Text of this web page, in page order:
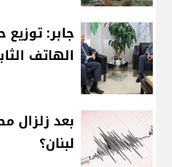
جابر:
الهاتف
بعد زلزال
لبنان؟